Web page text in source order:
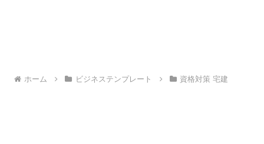
ホーム ビジネステンプレート 資格対策 宅建